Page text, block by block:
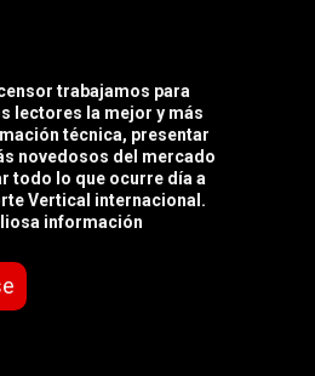
trabajamos para
lectores la mejor y más
técnica, presentar
novedosos del mercado
todo lo que ocurre día a
Vertical internacional.
información